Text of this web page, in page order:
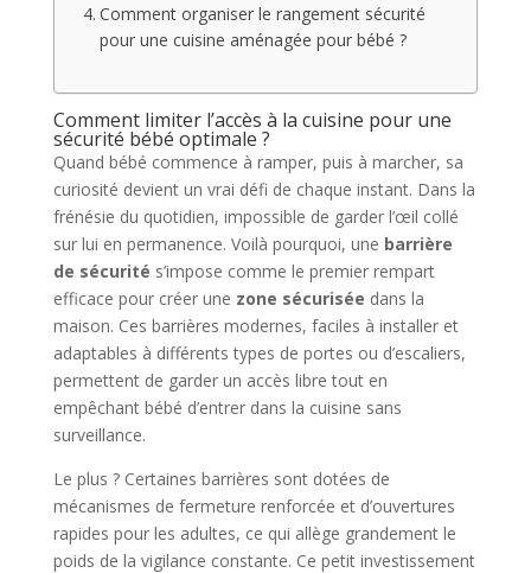
Comment organiser le rangement sécurité
pour une cuisine aménagée pour bébé ?
Comment limiter l’accès à la cuisine pour une
sécurité bébé optimale ?
Quand bébé commence à ramper, puis à marcher, sa
curiosité devient un vrai défi de chaque instant. Dans la
frénésie du quotidien, impossible de garder l’œil collé
sur lui en permanence. Voilà pourquoi, une barrière
de sécurité s’impose comme le premier rempart
efficace pour créer une zone sécurisée dans la
maison. Ces barrières modernes, faciles à installer et
adaptables à différents types de portes ou d’escaliers,
permettent de garder un accès libre tout en
empêchant bébé d’entrer dans la cuisine sans
surveillance.
Le plus ? Certaines barrières sont dotées de
mécanismes de fermeture renforcée et d’ouvertures
rapides pour les adultes, ce qui allège grandement le
poids de la vigilance constante. Ce petit investissement